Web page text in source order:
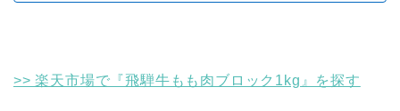
>> 楽天市場で『飛騨牛もも肉ブロック1kg』を探す